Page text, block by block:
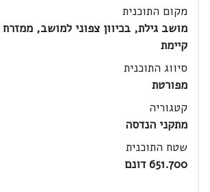
מקום התוכנית
מושב גילת, בכיוון צפוני למושב, ממזרח
קיימת
סיווג התוכנית
מפורטת
קטגוריה
מתקני הנדסה
שטח התוכנית
651.700 דונם